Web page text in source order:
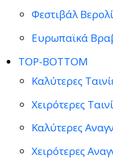
Φεστιβάλ
Ευρωπαϊκά
TOP-BOTTOM
Καλύτερες
Χειρότερες
Καλύτερες
Χειρότερες